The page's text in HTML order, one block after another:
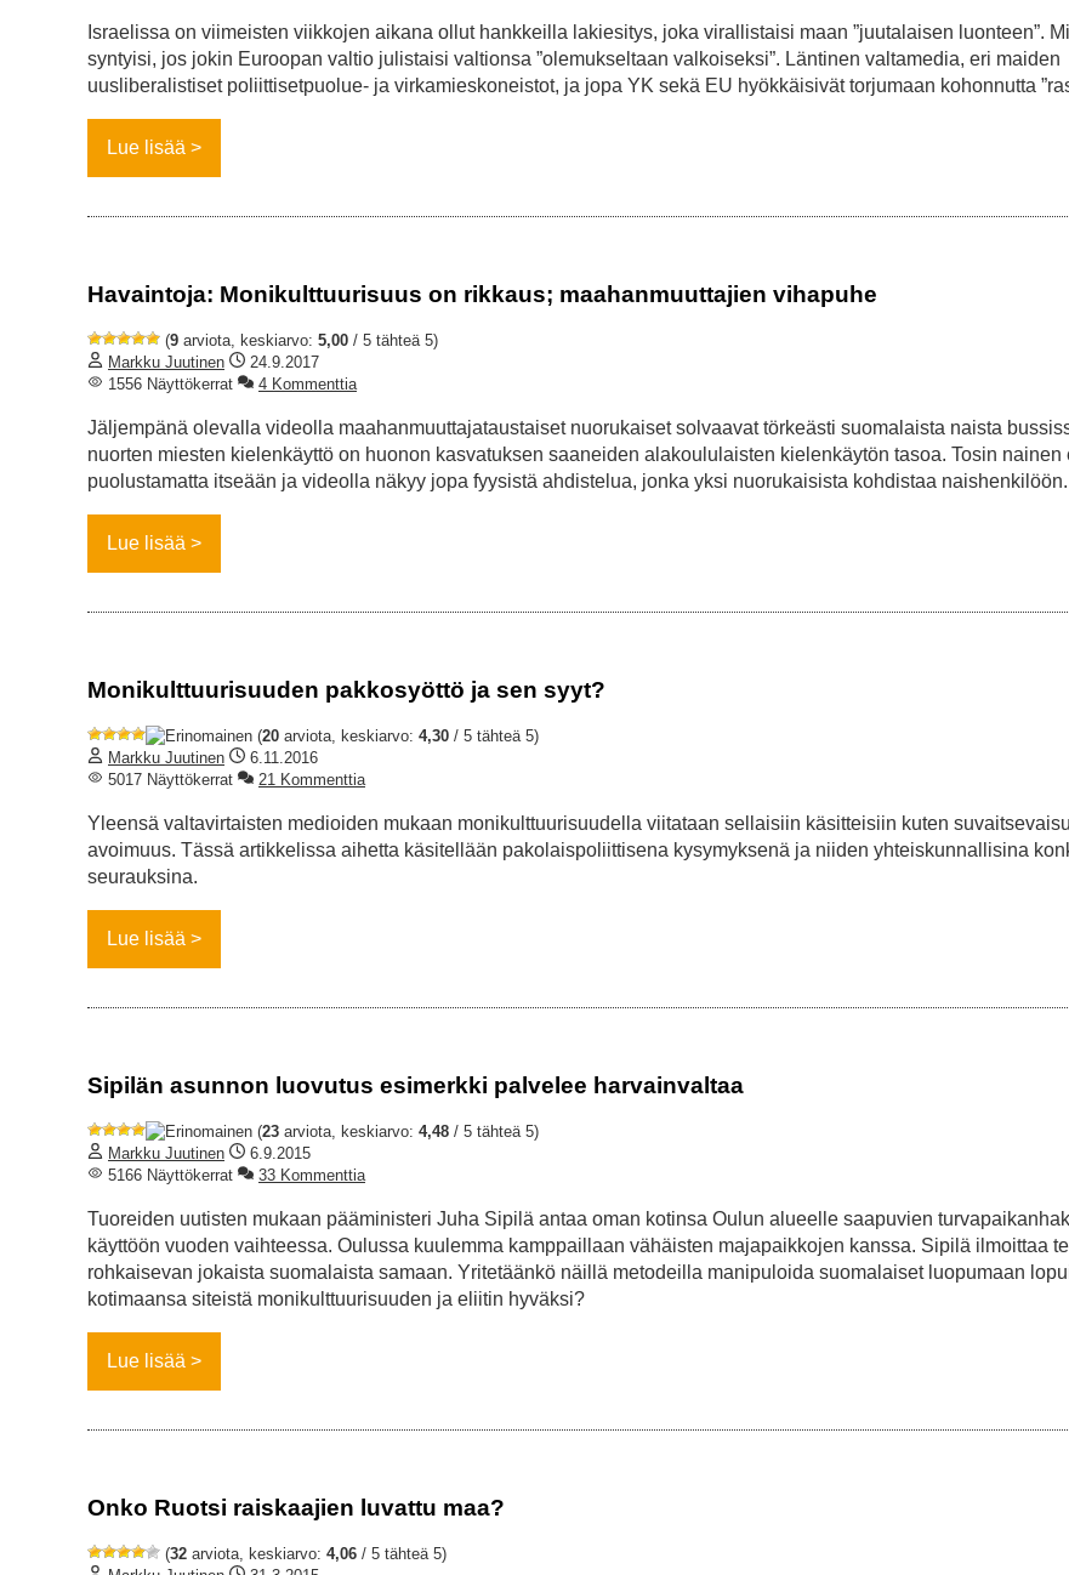
Israelissa on viimeisten viikkojen aikana ollut hankkeilla lakiesitys, joka virallistaisi maan ”juutalaisen luonteen”.
syntyisi, jos jokin Euroopan valtio julistaisi valtionsa ”olemukseltaan valkoiseksi”. Läntinen valtamedia, eri maiden
uusliberalistiset poliittisetpuolue- ja virkamieskoneistot, ja jopa YK sekä EU hyökkäisivät torjumaan kohonnutta
Lue lisää
Havaintoja: Monikulttuurisuus on rikkaus; maahanmuuttajien vihapuhe
(9 arviota, keskiarvo: 5,00 / 5 tähteä 5)
Markku Juutinen
24.9.2017
1556 Näyttökerrat
4 Kommenttia
Jäljempänä olevalla videolla maahanmuuttajataustaiset nuorukaiset solvaavat törkeästi suomalaista naista
nuorten miesten kielenkäyttö on huonon kasvatuksen saaneiden alakoululaisten kielenkäytön tasoa. Tosin nainen
puolustamatta itseään ja videolla näkyy jopa fyysistä ahdistelua, jonka yksi nuorukaisista kohdistaa naishenkilöön.
Lue lisää
Monikulttuurisuuden pakkosyöttö ja sen syyt?
(20 arviota, keskiarvo: 4,30 / 5 tähteä 5)
Markku Juutinen
6.11.2016
5017 Näyttökerrat
21 Kommenttia
Yleensä valtavirtaisten medioiden mukaan monikulttuurisuudella viitataan sellaisiin käsitteisiin kuten
avoimuus. Tässä artikkelissa aihetta käsitellään pakolaispoliittisena kysymyksenä ja niiden yhteiskunnallisina
seurauksina.
Lue lisää
Sipilän asunnon luovutus esimerkki palvelee harvainvaltaa
(23 arviota, keskiarvo: 4,48 / 5 tähteä 5)
Markku Juutinen
6.9.2015
5166 Näyttökerrat
33 Kommenttia
Tuoreiden uutisten mukaan pääministeri Juha Sipilä antaa oman kotinsa Oulun alueelle saapuvien
käyttöön vuoden vaihteessa. Oulussa kuulemma kamppaillaan vähäisten majapaikkojen kanssa. Sipilä ilmoittaa
rohkaisevan jokaista suomalaista samaan. Yritetäänkö näillä metodeilla manipuloida suomalaiset luopumaan
kotimaansa siteistä monikulttuurisuuden ja eliitin hyväksi?
Lue lisää
Onko Ruotsi raiskaajien luvattu maa?
(32 arviota, keskiarvo: 4,06 / 5 tähteä 5)